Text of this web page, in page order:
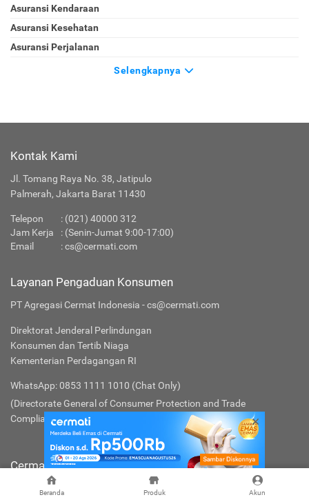
Beranda Produk Akun
Asuransi Kendaraan
Asuransi Kesehatan
Asuransi Perjalanan
Selengkapnya
Kontak Kami
Jl. Tomang Raya No. 38, Jatipulo
Palmerah, Jakarta Barat 11430
Telepon : (021) 40000 312
Jam Kerja
: (Senin-Jumat 9:00-17:00)
Email
:cs@cermati.com
Layanan Pengaduan Konsumen
PT Agregasi Cermat Indonesia - cs@cermati.com
Direktorat Jenderal Perlindungan
Konsumen dan Tertib Niaga
Kementerian Perdagangan RI
WhatsApp: 0853 1111 1010 (Chat Only)
(Directorate General of Consumer Protection and Trade
Compliance)
Cermati
Tentang Kami
Lainnya
Syarat & Ketentuan